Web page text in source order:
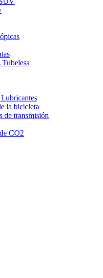
la bicicleta
de transmisión
CO2